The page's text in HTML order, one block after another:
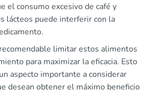
el consumo excesivo de café y
lácteos puede interferir con la
limitar estos alimentos
para maximizar la eficacia. Esto
aspecto importante a considerar
desean obtener el máximo beneficio